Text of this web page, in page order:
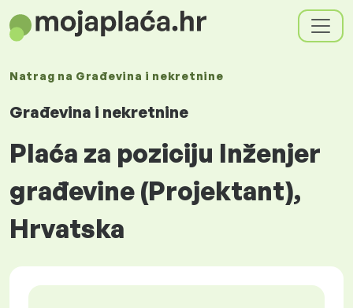
Natrag na Građevina i nekretnine
Građevina i nekretnine
Plaća za poziciju Inženjer
građevine (Projektant),
Hrvatska